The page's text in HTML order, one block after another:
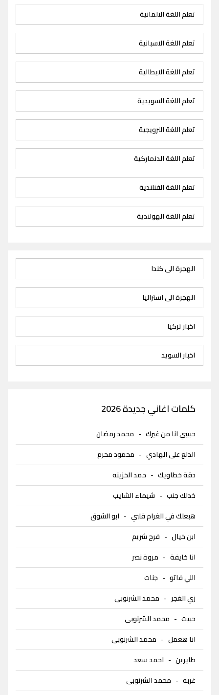
تعلم اللغة الالمانية
تعلم اللغة الاسبانية
تعلم اللغة الايطالية
تعلم اللغة السويدية
تعلم اللغة النرويجية
تعلم اللغة الدنماركية
تعلم اللغة الفنلندية
تعلم اللغة الهولندية
الهجرة الى كندا
الهجرة الى استراليا
اخبار تركيا
اخبار السويد
كلمات اغاني جديدة 2026
حبيبي انا من غيرك - محمد رمضان
الدلع على الهادي - محمود محرم
دقة خطاويك - حمد الخزينه
خدلك جنب - شيماء الشايب
هبعلك في الغرام قلبي - ابو الشوق
ابن خيال - فرح شريم
انا خايفة - مروة نصر
اللي فاتو - جنات
زي الغجر- محمد الشرنوبى
حبيت - محمد الشرنوبى
انا هعمل - محمد الشرنوبى
طايرين - احمد سعد
غربه - محمد الشرنوبى